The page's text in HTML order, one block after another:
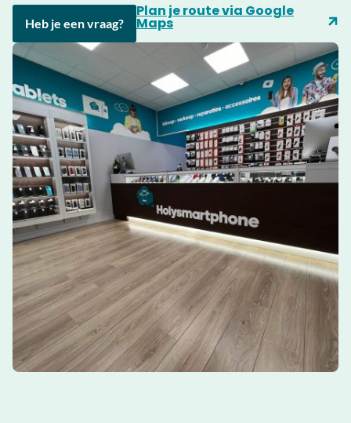
Heb je een vraag?
Plan je route via Google
Maps